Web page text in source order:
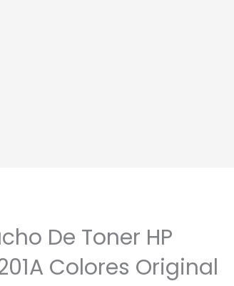
De Toner HP
Colores Original